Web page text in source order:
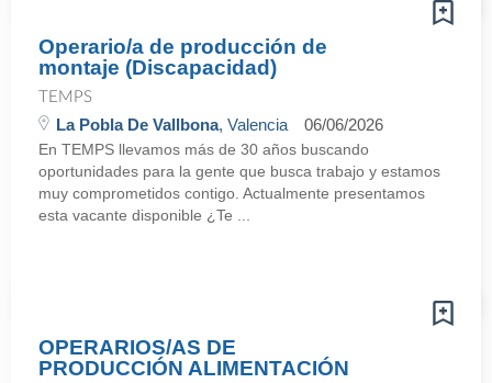
Operario/a de producción de
montaje (Discapacidad)
TEMPS
La Pobla De Vallbona, Valencia 06/06/2026
En TEMPS llevamos más de 30 años buscando
oportunidades para la gente que busca trabajo y estamos
muy comprometidos contigo. Actualmente presentamos
esta vacante disponible ¿Te ...
OPERARIOS/AS DE
PRODUCCIÓN ALIMENTACIÓN